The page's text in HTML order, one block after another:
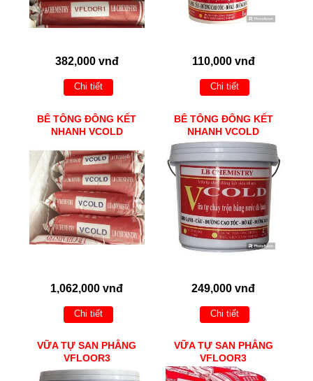
382,000 vnđ
Chi tiết
110,000 vnđ
Chi tiết
BÊ TÔNG ĐÔNG KẾT
NHANH VCOLD
1,062,000 vnđ
Chi tiết
BÊ TÔNG ĐÔNG KẾT
NHANH VCOLD
249,000 vnđ
Chi tiết
VỮA TỰ SAN PHẲNG
VFLOOR3
VỮA TỰ SAN PHẲNG
VFLOOR3